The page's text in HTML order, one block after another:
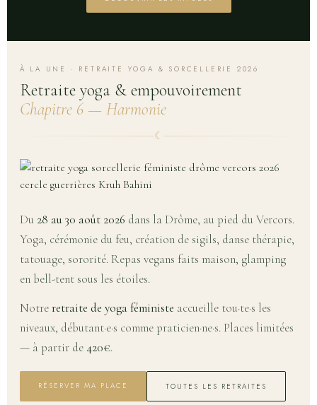
À LA UNE · RETRAITE YOGA & SORCELLERIE 2026
Retraite yoga & empouvoirement
Chapitre 6 — Harmonie
☾
Du 28 au 30 août 2026 dans la Drôme, au pied du Vercors.
Yoga, cérémonie du feu, création de sigils, danse thérapie,
tatouage, sororité. Repas vegans faits maison, glamping
en bell-tent sous les étoiles.
Notreretraite de yoga féministe accueille tou·te·s les
niveaux, débutant·e·s comme praticien·ne·s. Places limitées
— à partir de420€.
RÉSERVER MA PLACE TOUTES LES RETRAITES